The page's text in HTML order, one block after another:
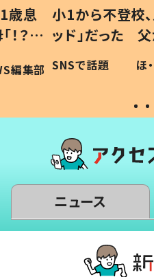
歳息
？」
編集部
小1から不登校
ッド」だった
作り続ける理
#令和の子
SNSで話題 ほ
ニュース